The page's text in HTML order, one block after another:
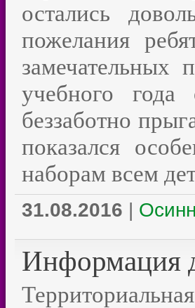
остались
пожелания
замечательных
учебного
беззаботно
показался
наборам всем
31.08.2016 |
Информация